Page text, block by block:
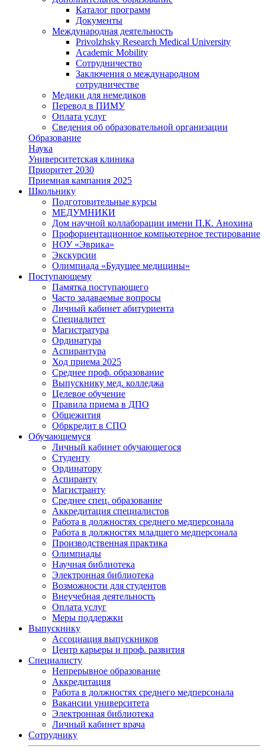
Каталог программ
Документы
Международная деятельность
Privolzhsky Research Medical University
Academic Mobility
Сотрудничество
Заключения о международном
сотрудничестве
Медики для немедиков
Перевод в ПИМУ
Оплата услуг
Сведения об образовательной организации
Образование
Наука
Университетская клиника
Приоритет 2030
Приемная кампания 2025
Школьнику
Подготовительные курсы
МЕДУМНИКИ
Дом научной коллаборации имени П.К. Анохина
Профориентационное компьютерное тестирование
НОУ «Эврика»
Экскурсии
Олимпиада «Будущее медицины»
Поступающему
Памятка поступающего
Часто задаваемые вопросы
Личный кабинет абитуриента
Специалитет
Магистратура
Ординатура
Аспирантура
Ход приема 2025
Среднее проф. образование
Выпускнику мед. колледжа
Целевое обучение
Правила приема в ДПО
Общежития
Обркредит в СПО
Обучающемуся
Личный кабинет обучающегося
Студенту
Ординатору
Аспиранту
Магистранту
Среднее спец. образование
Аккредитация специалистов
Работа в должностях среднего медперсонала
Работа в должностях младшего медперсонала
Производственная практика
Олимпиады
Научная библиотека
Электронная библиотека
Возможности для студентов
Внеучебная деятельность
Оплата услуг
Меры поддержки
Выпускнику
Ассоциация выпускников
Центр карьеры и проф. развития
Специалисту
Непрерывное образование
Аккредитация
Работа в должностях среднего медперсонала
Вакансии университета
Электронная библиотека
Личный кабинет врача
Сотруднику